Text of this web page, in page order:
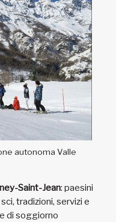
autonoma Valle
Saint-Jean: paesini
tradizioni, servizi e
di soggiorno